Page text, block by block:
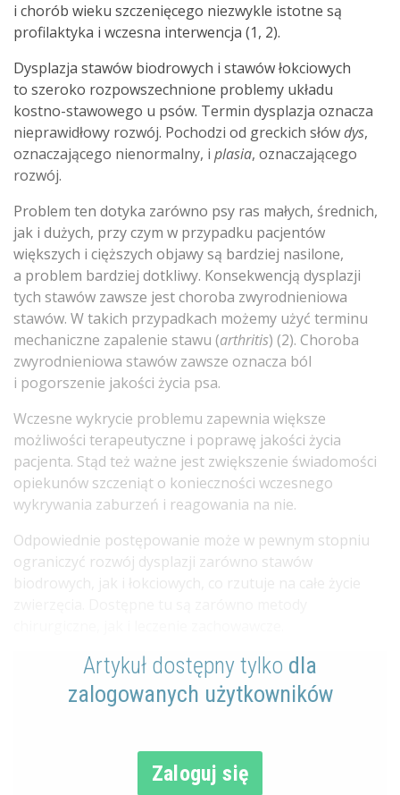
i chorób wieku szczenięcego niezwykle istotne są
profilaktyka i wczesna interwencja (1, 2).
Dysplazja stawów biodrowych i stawów łokciowych
to szeroko rozpowszechnione problemy układu
kostno-stawowego u psów. Termin dysplazja oznacza
nieprawidłowy rozwój. Pochodzi od greckich słówdys,
oznaczającego nienormalny, i plasia, oznaczającego
rozwój.
Problem ten dotyka zarówno psy ras małych, średnich,
jak i dużych, przy czym w przypadku pacjentów
większych i cięższych objawy są bardziej nasilone,
a problem bardziej dotkliwy. Konsekwencją dysplazji
tych stawów zawsze jest choroba zwyrodnieniowa
stawów. W takich przypadkach możemy użyć terminu
mechaniczne zapalenie stawu (arthritis) (2). Choroba
zwyrodnieniowa stawów zawsze oznacza ból
i pogorszenie jakości życia psa.
Wczesne wykrycie problemu zapewnia większe
możliwości terapeutyczne i poprawę jakości życia
pacjenta. Stąd też ważne jest zwiększenie świadomości
opiekunów szczeniąt o konieczności wczesnego
wykrywania zaburzeń i reagowania na nie.
Odpowiednie postępowanie może w pewnym stopniu
ograniczyć rozwój dysplazji zarówno stawów
biodrowych, jak i łokciowych, co rzutuje na całe życie
Artykuł dostępny tylko dla
zalogowanych użytkowników
Zaloguj się